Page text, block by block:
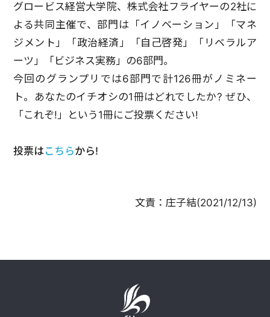
グロービス経営大学院、株式会社フライヤーの2社に
よる共同主催で、部門は「イノベーション」「マネ
ジメント」「政治経済」「自己啓発」「リベラルア
ーツ」「ビジネス実務」の6部門。
今回のグランプリでは6部門で計126冊がノミネー
ト。あなたのイチオシの1冊はどれでしたか? ぜひ、
「これぞ!」という1冊にご投票ください!
投票はこちらから!
文責： 庄子結(2021/12/13)